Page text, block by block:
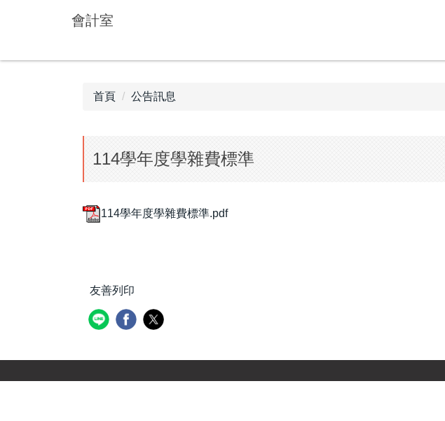
要
會計室
首頁 公告訊息
114學年度學雜費標準
114學年度學雜費標準.pdf
友善列印